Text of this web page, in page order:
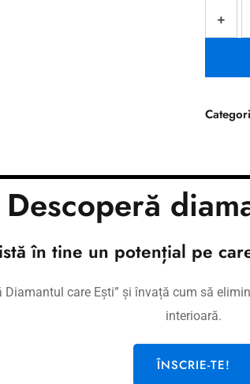
Descriere
de 100 euro, pe care îl poți achiziționa de
orice produs de pe site-ul meu
Descoperă
în tine un potențial pe
care Ești” și învață cum să
interioară.
ÎNSCRIE-TE!